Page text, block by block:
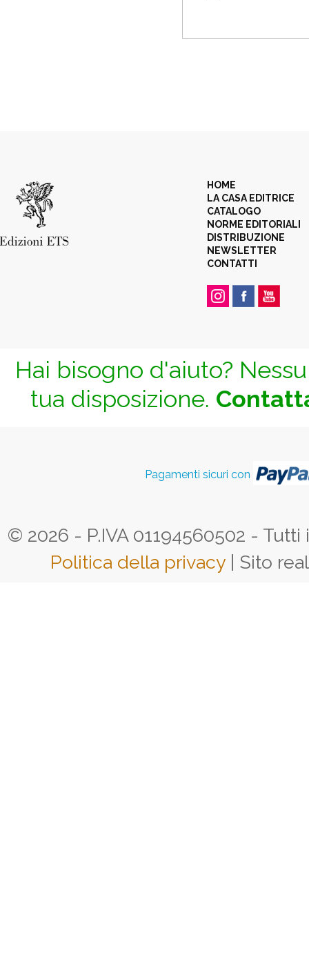
HOME
LA CASA EDITRICE
CATALOGO
NORME EDITORIALI
DISTRIBUZIONE
NEWSLETTER
CONTATTI
Hai bisogno d'aiuto?
tua disposizione.
Pagamenti sicuri con
© 2026 - P.IVA 01194560502 -
Politica della privacy | Sito